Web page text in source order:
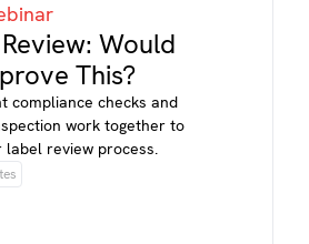
Would
This?
compliance checks and
work together to
review process.